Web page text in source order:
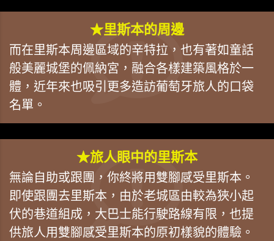
★里斯本的周邊
而在里斯本周邊區域的辛特拉，也有著如童話
般美麗城堡的佩納宮，融合各樣建築風格於一
體，近年來也吸引更多造訪葡萄牙旅人的口袋
名單。
★旅人眼中的里斯本
無論自助或跟團，你終將用雙腳感受里斯本。
即使跟團去里斯本，由於老城區由較為狹小起
伏的巷道組成，大巴士能行駛路線有限，也提
供旅人用雙腳感受里斯本的原初樣貌的體驗。